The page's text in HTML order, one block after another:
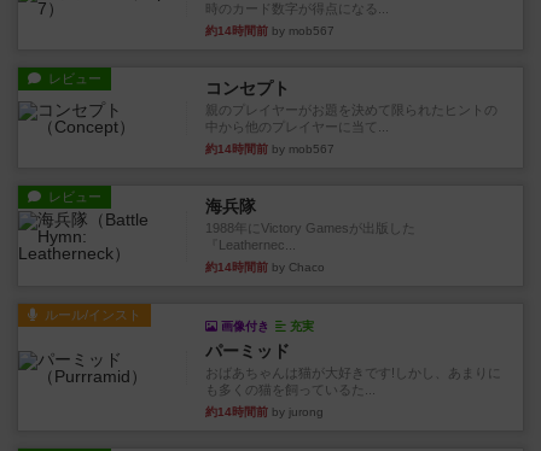
時のカード数字が得点になる...
約14時間前 by mob567
レビュー コンセプト
親のプレイヤーがお題を決めて限られたヒントの
中から他のプレイヤーに当て...
約14時間前 by mob567
レビュー 海兵隊
1988年にVictory Gamesが出版した
『Leathernec...
約14時間前 by Chaco
ルール/インスト
画像付き 充実
パーミッド
おばあちゃんは猫が大好きです!しかし、あまりに
も多くの猫を飼っているた...
約14時間前 by jurong